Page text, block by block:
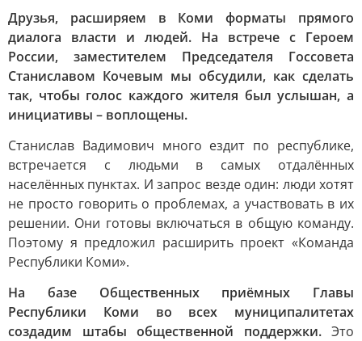
Друзья, раcширяем в Коми форматы прямого
диалога власти и людей. На встрече с Героем
России, заместителем Председателя Госсовета
Станиславом Кочевым мы обсудили, как сделать
так, чтобы голос каждого жителя был услышан, а
инициативы – воплощены.
Станислав Вадимович много ездит по республике,
встречается с людьми в самых отдалённых
населённых пунктах. И запрос везде один: люди хотят
не просто говорить о проблемах, а участвовать в их
решении. Они готовы включаться в общую команду.
Поэтому я предложил расширить проект «Команда
Республики Коми».
На базе Общественных приёмных Главы
Республики Коми во всех муниципалитетах
создадим штабы общественной поддержки.Это